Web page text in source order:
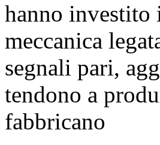
hanno
meccanica
segnali pari,
tendono a
fabbricano